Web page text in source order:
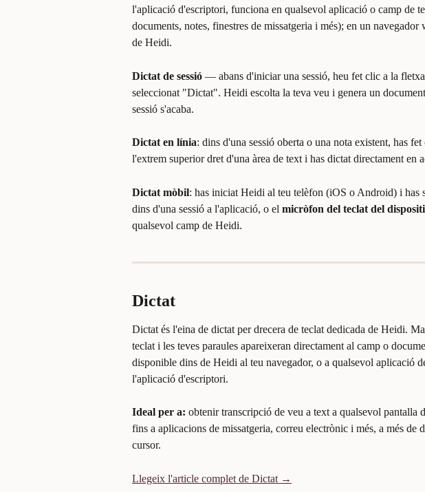
l'aplicació d'escriptori, funciona en qualsevol aplicació o camp de
documents, notes, finestres de missatgeria i més); en un
de Heidi.
Dictat de sessió — abans d'iniciar una sessió, heu fet clic a la
seleccionat "Dictat". Heidi escolta la teva veu i genera un
sessió s'acaba.
Dictat en línia: dins d'una sessió oberta o una nota existent, has
l'extrem superior dret d'una àrea de text i has dictat directament en
Dictat mòbil: has iniciat Heidi al teu telèfon (iOS o Android) i has
dins d'una sessió a l'aplicació, o el micròfon del teclat del
qualsevol camp de Heidi.
Dictat
Dictat és l'eina de dictat per drecera de teclat dedicada de Heidi.
teclat i les teves paraules apareixeran directament al camp o
disponible dins de Heidi al teu navegador, o a qualsevol aplicació
l'aplicació d'escriptori.
Ideal per a: obtenir transcripció de veu a text a qualsevol pantalla
fins a aplicacions de missatgeria, correu electrònic i més, a més de
cursor.
Llegeix l'article complet de Dictat →